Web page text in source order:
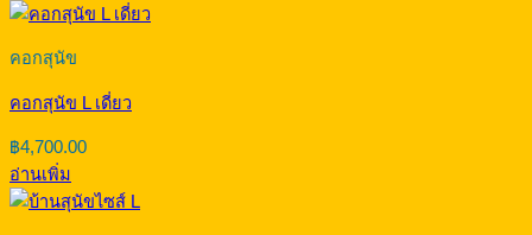
คอกสุนัข
คอกสุนัข L เดี่ยว
฿4,700.00
อ่านเพิ่ม